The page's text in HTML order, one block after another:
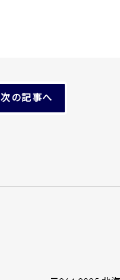
次の記事へ